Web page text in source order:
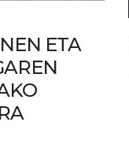
ETA